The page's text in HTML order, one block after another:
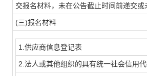
交报名材料，未在公告截止时间前递交
(三)报名材料
1.供应商信息登记表
2.法人或其他组织的具有统一社会信用